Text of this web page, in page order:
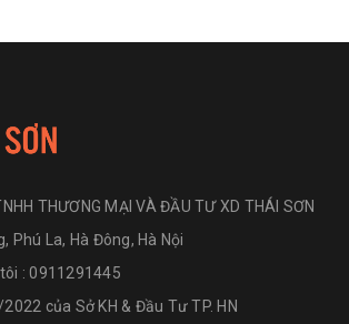
THƯƠNG MẠI VÀ ĐẦU TƯ XD THÁI SƠN
Phú La, Hà Đông, Hà Nội
: 0911291445
của Sở KH & Đầu Tư TP. HN